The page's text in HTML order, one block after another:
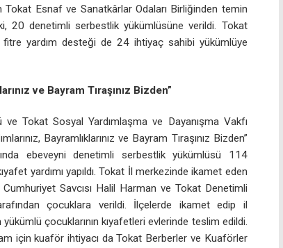
Esnaf ve Sanatkârlar Odaları Birliğinden temin
20 denetimli serbestlik yükümlüsüne verildi. Tokat
fitre yardım desteği de 24 ihtiyaç sahibi yükümlüye
ve Bayram Tıraşınız Bizden”
Tokat Sosyal Yardımlaşma ve Dayanışma Vakfı
Bayramlıklarınız ve Bayram Tıraşınız Bizden”
ebeveyni denetimli serbestlik yükümlüsü 114
yardımı yapıldı. Tokat İl merkezinde ikamet eden
Savcısı Halil Harman ve Tokat Denetimli
çocuklara verildi. İlçelerde ikamet edip il
çocuklarının kıyafetleri evlerinde teslim edildi.
için kuaför ihtiyacı da Tokat Berberler ve Kuaförler